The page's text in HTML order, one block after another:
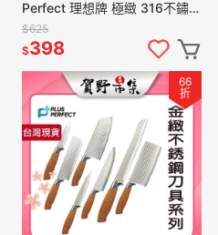
Perfect 理想牌 極緻 316不鏽鋼
保鮮盒 台灣製造 多種尺寸 電鍋
烤箱可用 防漏設計
$625
$398
66
折